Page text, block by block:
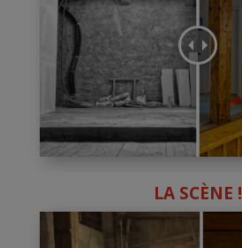
LA SCÈNE !